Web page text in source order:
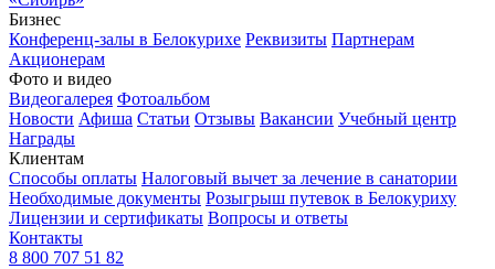
Бизнес
Конференц-залы в Белокурихе Реквизиты Партнерам
Акционерам
Фото и видео
Видеогалерея Фотоальбом
Новости Афиша Статьи Отзывы Вакансии Учебный центр
Награды
Клиентам
Способы оплаты Налоговый вычет за лечение в санатории
Необходимые документы Розыгрыш путевок в Белокуриху
Лицензии и сертификаты Вопросы и ответы
Контакты
8 800 707 51 82